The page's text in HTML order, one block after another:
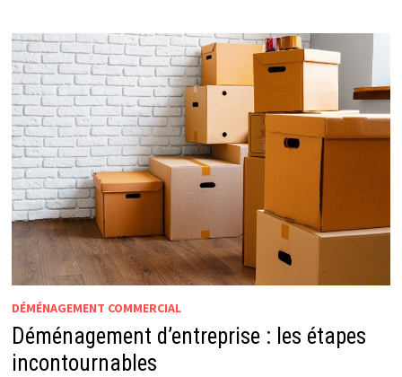
DÉMÉNAGEMENT COMMERCIAL
Déménagement d’entreprise : les étapes
incontournables